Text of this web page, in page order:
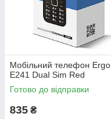
Мобiльний телефон Ergo
E241 Dual Sim Red
Готово до відправки
835 ₴